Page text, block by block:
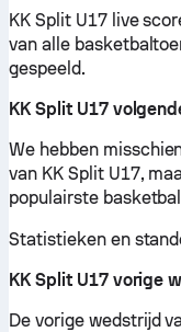
KK Split U17 live
van alle
gespeeld.
KK Split U17
We hebben
van KK Split U17,
populairste
Statistieken en
KK Split U17 vorige
De vorige wedstrijd